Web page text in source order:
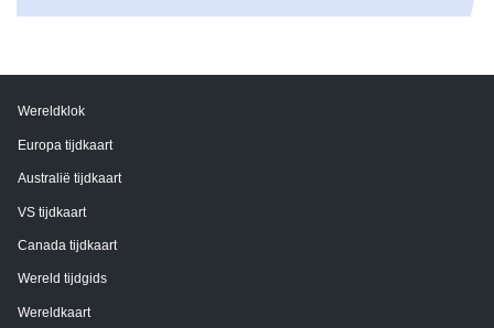
Wereldklok
Europa tijdkaart
Australië tijdkaart
VS tijdkaart
Canada tijdkaart
Wereld tijdgids
Wereldkaart